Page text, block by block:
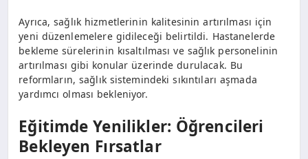
Ayrıca, sağlık hizmetlerinin kalitesinin artırılması için
yeni düzenlemelere gidileceği belirtildi. Hastanelerde
bekleme sürelerinin kısaltılması ve sağlık personelinin
artırılması gibi konular üzerinde durulacak. Bu
reformların, sağlık sistemindeki sıkıntıları aşmada
yardımcı olması bekleniyor.
Eğitimde Yenilikler: Öğrencileri
Bekleyen Fırsatlar